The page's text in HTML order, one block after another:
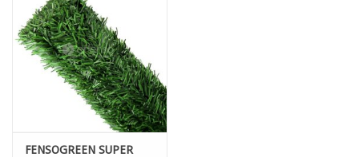
FENSOGREEN SUPER